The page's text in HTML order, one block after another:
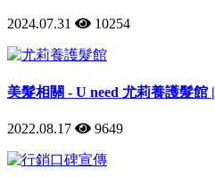
2024.07.31 10254
美髮相關 - U need 尤莉養護髮館
2022.08.17 9649